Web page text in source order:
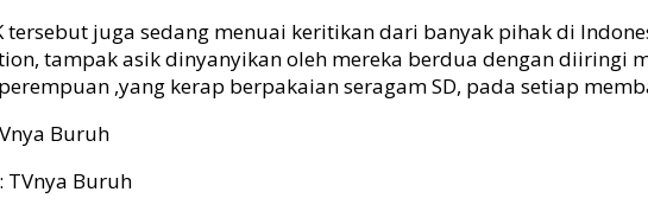
tersebut juga sedang menuai keritikan dari banyak pihak di
tampak asik dinyanyikan oleh mereka berdua dengan
,yang kerap berpakaian seragam SD, pada setiap
Buruh
TVnya Buruh